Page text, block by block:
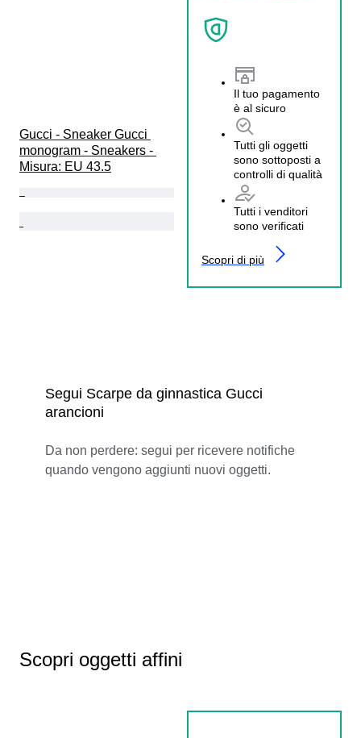
Gucci - Sneaker Gucci
monogram - Sneakers -
Misura: EU 43.5
Il tuo pagamento
è al sicuro
Tutti gli oggetti
sono sottoposti a
controlli di qualità
Tutti i venditori
sono verificati
Scopri di più
Segui Scarpe da ginnastica Gucci
arancioni
Da non perdere: segui per ricevere notifiche
quando vengono aggiunti nuovi oggetti.
Scopri oggetti affini